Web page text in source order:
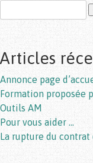
Articles
Annonce page
Formation proposée
Outils AM
Pour vous aider …
La rupture du